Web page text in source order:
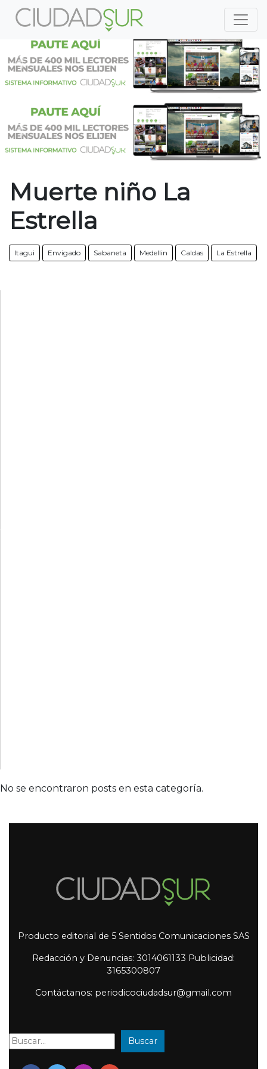
Previous
Previous
Muerte niño La
Estrella
Itagui Envigado Sabaneta Medellin Caldas La Estrella
No se encontraron posts en esta categoría.
Producto editorial de 5 Sentidos Comunicaciones SAS
Redacción y Denuncias: 3014061133 Publicidad:
3165300807
Contáctanos: periodicociudadsur@gmail.com
Buscar: Buscar